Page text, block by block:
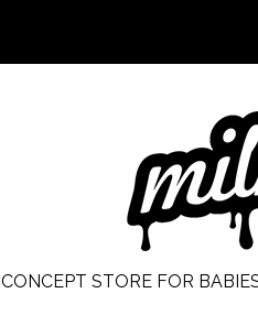
CONCEPT STORE FOR